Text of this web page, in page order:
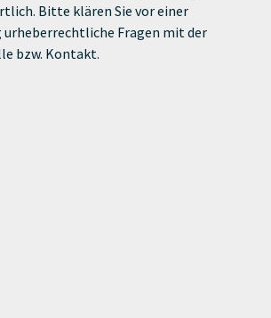
Bitte klären Sie vor einer
urheberrechtliche Fragen mit der
bzw. Kontakt.